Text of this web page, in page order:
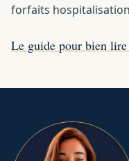
forfaits
Le guide pour bien